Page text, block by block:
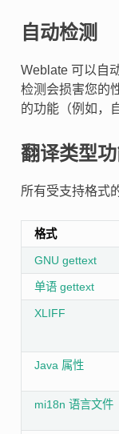
自动检测
Weblate 可以自
检测会损害您的
的功能（例如，
翻译类型
所有受支持格式
格式
GNU gettext
单语 gettext
XLIFF
Java 属性
mi18n 语言文件